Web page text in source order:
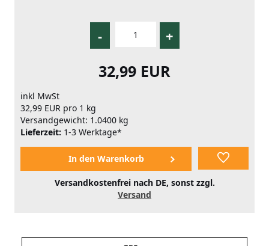
- +
32,99 EUR
inkl MwSt
32,99 EUR pro 1 kg
Versandgewicht: 1.0400 kg
Lieferzeit: 1-3 Werktage*
Versandkostenfrei nach DE, sonst zzgl.
Versand